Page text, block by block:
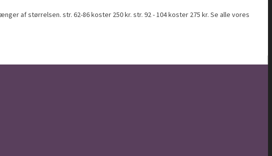
af størrelsen. str. 62-86 koster 250 kr. str. 92 - 104 koster 275 kr. Se alle vores